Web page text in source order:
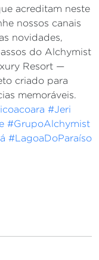
acreditam neste
nossos canais
novidades,
do Alchymist
Resort —
criado para
memoráveis.
#Jeri
#GrupoAlchymist
#LagoaDoParaíso